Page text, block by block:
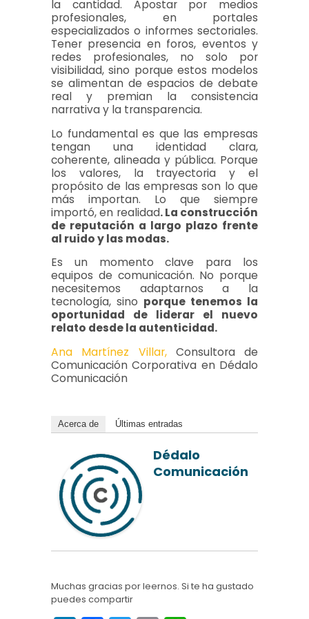
la cantidad. Apostar por medios
profesionales, en portales
especializados o informes sectoriales.
Tener presencia en foros, eventos y
redes profesionales, no solo por
visibilidad, sino porque estos modelos
se alimentan de espacios de debate
real y premian la consistencia
narrativa y la transparencia.
Lo fundamental es que las empresas
tengan una identidad clara,
coherente, alineada y pública. Porque
los valores, la trayectoria y el
propósito de las empresas son lo que
más importan. Lo que siempre
importó, en realidad. La construcción
de reputación a largo plazo frente
al ruido y las modas.
Es un momento clave para los
equipos de comunicación. No porque
necesitemos adaptarnos a la
tecnología, sino porque tenemos la
oportunidad de liderar el nuevo
relato desde la autenticidad.
Ana Martínez Villar,Consultora de
Comunicación Corporativa en Dédalo
Comunicación
Acerca de Últimas entradas
Dédalo
Comunicación
Muchas gracias por leernos. Si te ha gustado
puedes compartir